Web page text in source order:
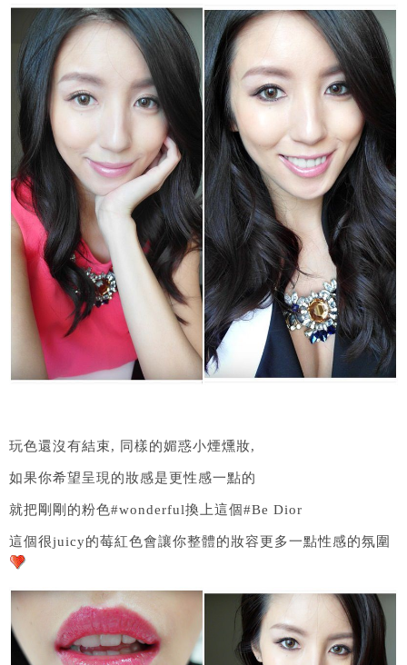
玩色還沒有結束, 同樣的媚惑小煙燻妝,
如果你希望呈現的妝感是更性感一點的
就把剛剛的粉色#wonderful換上這個#Be Dior
這個很juicy的莓紅色會讓你整體的妝容更多一點性感的氛圍